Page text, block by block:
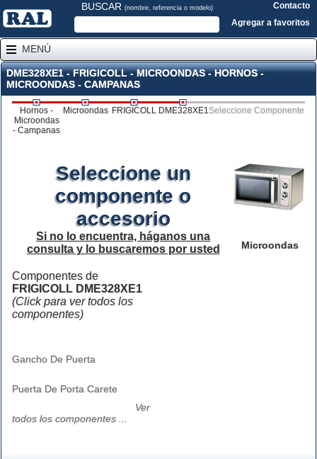
BUSCAR (nombre, referencia o modelo)
Contacto
Agregar a favoritos
MENÚ
DME328XE1 - FRIGICOLL - MICROONDAS - HORNOS -
MICROONDAS - CAMPANAS
Hornos -
Microondas
- Campanas
Microondas FRIGICOLL DME328XE1Seleccione Componente
Microondas
Seleccione un
componente o
accesorio
Si no lo encuentra, háganos una
consulta y lo buscaremos por usted
Componentes de
FRIGICOLL DME328XE1
(Click para ver todos los
componentes)
Gancho De Puerta
Puerta De Porta Carete
Ver
todos los componentes ...